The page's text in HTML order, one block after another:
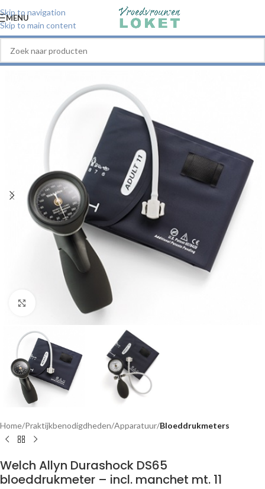
Skip to navigation
Skip to main content
MENU
Klik om te vergroten
Home Praktijkbenodigdheden Apparatuur Bloeddrukmeters
Welch Allyn Durashock DS65
bloeddrukmeter – incl. manchet mt. 11